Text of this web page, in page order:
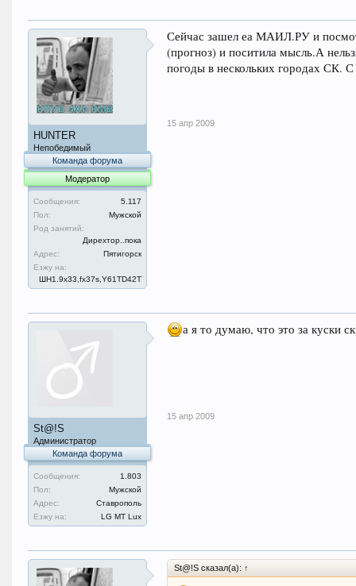
HUNTER
Непобедимый
Команда форума
Модератор
Сообщения:
5.117
Пол:
Мужской
Род занятий:
Дирехтор..пока
Адрес:
Пятигорск
Езжу на:
ШН1.9x33,fx37s,Y61TD42T
Сейчас зашел еа МАИЛ.РУ и
(прогноз) и поситила мысль.А
погоды в нескольких городах СК.
15 апр 2009
St@!S
Администратор
Команда форума
Сообщения:
1.803
Пол:
Мужской
Адрес:
Ставрополь
Езжу на:
LG MT Lux
а я то думаю, что это за куски
15 апр 2009
St@!S сказал(а): ↑